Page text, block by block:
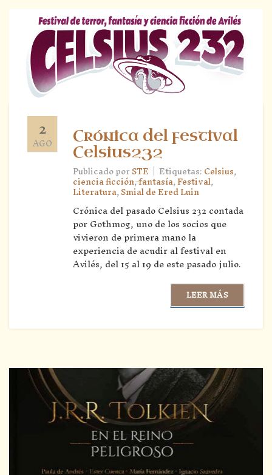
2
AGO
Crónica del festival
Celsius232
Publicado porSTE | Etiquetas:Celsius,
ciencia ficción,fantasía,Festival,
Literatura,Smial de Ered Luin
Crónica del pasado Celsius 232 contada
por Gothmog, uno de los socios que
vivieron de primera mano la
experiencia de acudir al festival en
Avilés, del 15 al 19 de este pasado julio.
LEER MÁS